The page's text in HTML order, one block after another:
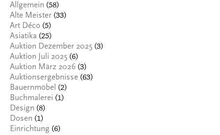
Allgemein (58)
Alte Meister (33)
Art Déco (5)
Asiatika (25)
Auktion Dezember 2025 (3)
Auktion Juli 2025 (6)
Auktion März 2026 (3)
Auktionsergebnisse (63)
Bauernmöbel (2)
Buchmalerei (1)
Design (8)
Dosen (1)
Einrichtung (6)